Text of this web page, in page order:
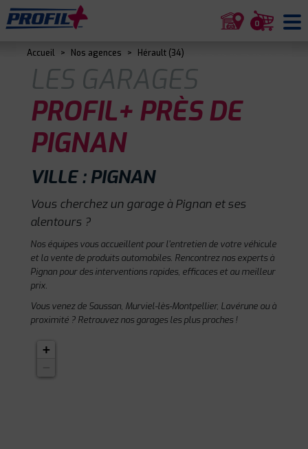
0
Accueil > Nos agences > Hérault (34)
LES GARAGES
PROFIL+ PRÈS DE
PIGNAN
VILLE : PIGNAN
Vous cherchez un garage à Pignan et ses
alentours ?
Nos équipes vous accueillent pour l'entretien de votre véhicule
et la vente de produits automobiles. Rencontrez nos experts à
Pignan pour des interventions rapides, efficaces et au meilleur
prix.
Vous venez de Saussan, Murviel-lès-Montpellier, Lavérune ou à
proximité ? Retrouvez nos garages les plus proches !
+